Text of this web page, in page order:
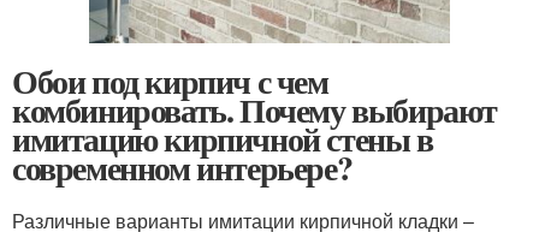
Обои под кирпич с чем
комбинировать. Почему выбирают
имитацию кирпичной стены в
современном интерьере?
Различные варианты имитации кирпичной кладки –